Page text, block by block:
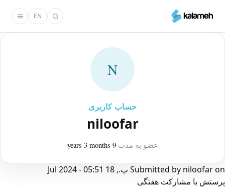
محتوای
اصلی
EN
N
حساب کاربری
niloofar
عضو به مدت 9 years 3 months
Submitted by niloofaron
پ., 18 Jul 2024 - 05:51
پرستش با مشارکت هفتگی